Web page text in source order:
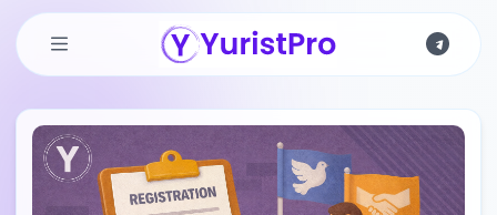
Skip to main content